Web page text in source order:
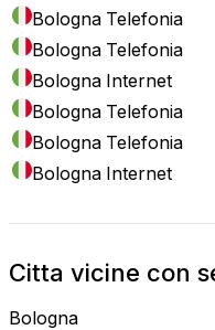
Bologna Telefonia
Bologna Telefonia
Bologna Internet
Bologna Telefonia
Bologna Telefonia
Bologna Internet
Citta vicine con
Bologna